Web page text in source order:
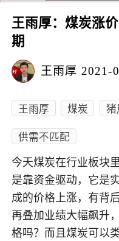
王雨厚：煤炭涨
期
王雨厚 2021-
王雨厚 煤炭 猪
供需不匹配
今天煤炭在行业板块
是靠资金驱动，它是
成的价格上涨，有背
再叠加业绩大幅飙升
格吗？而且煤炭可以